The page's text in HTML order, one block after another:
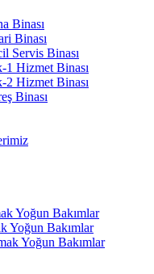
Binası
Binası
Servis Binası
1 Hizmet Binası
2 Hizmet Binası
Binası
Yoğun Bakımlar
Yoğun Bakımlar
Yoğun Bakımlar